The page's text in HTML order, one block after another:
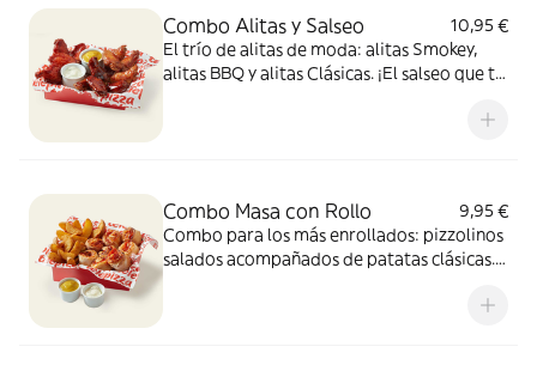
Combo Alitas y Salseo
10,95 €
El trío de alitas de moda: alitas Smokey,
alitas BBQ y alitas Clásicas. ¡El salseo que tu
Combo Masa con Rollo
9,95 €
Combo para los más enrollados: pizzolinos
salados acompañados de patatas clásicas.